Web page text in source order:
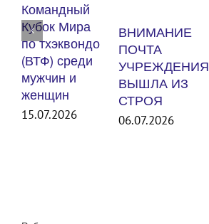
Командный
Кубок Мира
по тхэквондо
(ВТФ) среди
мужчин и
женщин
15.07.2026
ВНИМАНИЕ
ПОЧТА
УЧРЕЖДЕНИЯ
ВЫШЛА ИЗ
СТРОЯ
06.07.2026